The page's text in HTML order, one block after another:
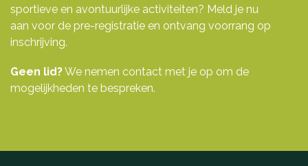
sportieve en avontuurlijke activiteiten? Meld je nu
aan voor de pre-registratie en ontvang voorrang op
inschrijving.
Geen lid?We nemen contact met je op om de
mogelijkheden te bespreken.